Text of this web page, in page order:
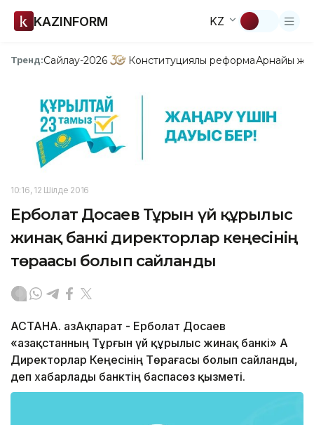
KAZINFORM KZ
Тренд:Сайлау-2026 Конституциялық реформаАрнайы
10:16, 12 Шілде 2016
Ерболат Досаев Тұрғын үй құрылыс
жинақ банкі директорлар кеңесінің
төрағасы болып сайланды
АСТАНА. ҚазАқпарат - Ерболат Досаев
«Қазақстанның Тұрғын үй құрылыс жинақ банкі» АҚ
Директорлар Кеңесінің Төрағасы болып сайланды,
деп хабарлады банктің баспасөз қызметі.